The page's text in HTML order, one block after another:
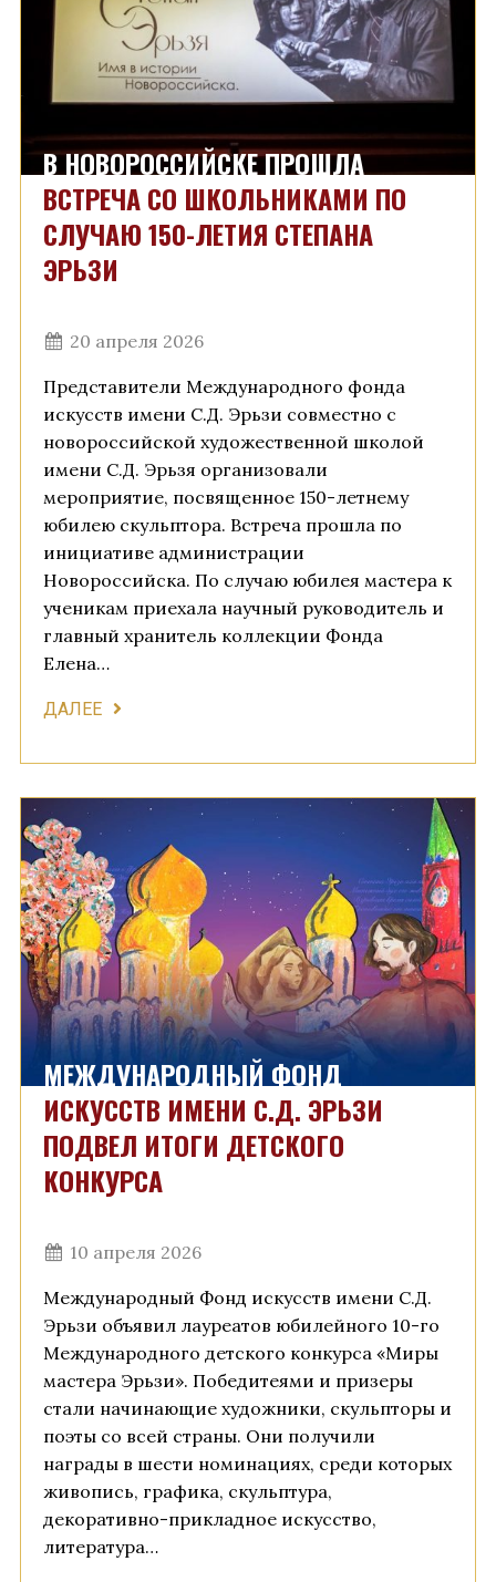
В НОВОРОССИЙСКЕ ПРОШЛА
ВСТРЕЧА СО ШКОЛЬНИКАМИ ПО
СЛУЧАЮ 150-ЛЕТИЯ СТЕПАНА
ЭРЬЗИ
20 апреля 2026
Представители Международного фонда
искусств имени С.Д. Эрьзи совместно с
новороссийской художественной школой
имени С.Д. Эрьзя организовали
мероприятие, посвященное 150-летнему
юбилею скульптора. Встреча прошла по
инициативе администрации
Новороссийска. По случаю юбилея мастера к
ученикам приехала научный руководитель и
главный хранитель коллекции Фонда
Елена…
ДАЛЕЕ
МЕЖДУНАРОДНЫЙ ФОНД
ИСКУССТВ ИМЕНИ С.Д. ЭРЬЗИ
ПОДВЕЛ ИТОГИ ДЕТСКОГО
КОНКУРСА
10 апреля 2026
Международный Фонд искусств имени С.Д.
Эрьзи объявил лауреатов юбилейного 10-го
Международного детского конкурса «Миры
мастера Эрьзи». Победитеями и призеры
стали начинающие художники, скульпторы и
поэты со всей страны. Они получили
награды в шести номинациях, среди которых
живопись, графика, скульптура,
декоративно-прикладное искусство,
литература…